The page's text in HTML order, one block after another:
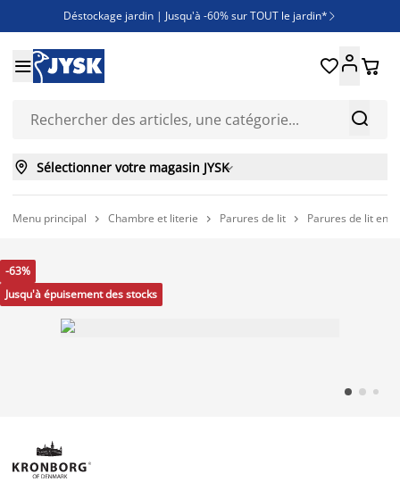
Déstockage jardin | Jusqu'à -60% sur TOUT le jardin* 
Jusqu'à -50% sur une sélection literie
Découvrez les nouveautés de la collection


 
 Sélectionner votre magasin JYSK
Menu principal  Chambre et literie  Parures de lit  Parures de lit en
-63%
Jusqu'à épuisement des stocks